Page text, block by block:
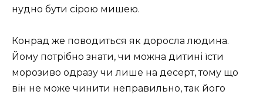
нудно бути сірою мишею.
Конрад же поводиться як доросла людина.
Йому потрібно знати, чи можна дитині їсти
морозиво одразу чи лише на десерт, тому що
він не може чинити неправильно, так його